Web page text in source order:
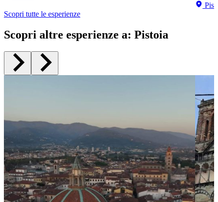
Scopri tutte le esperienze
Scopri altre esperienze a: Pistoia